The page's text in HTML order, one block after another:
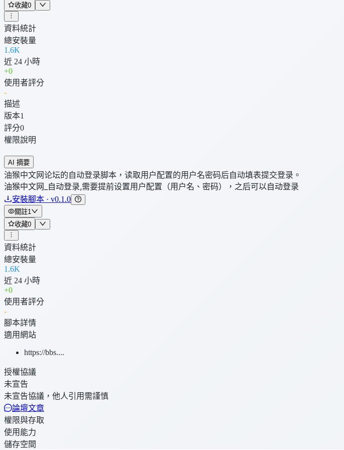
收藏0
資料統計
總安裝量
1.6K
近 24 小時
+0
使用者評分
-
描述
版本1
評分0
權限說明
AI 摘要
油猴中文网论坛的自动登录脚本，读取用户配置的用户名密码后自动填表提交登录。
油猴中文网_自动登录,需要提前设置用户配置（用户名、密码），之后可以自动登录
安裝腳本 · v0.1.0
關註1
收藏0
資料統計
總安裝量
1.6K
近 24 小時
+0
使用者評分
-
腳本詳情
適用網站
https://bbs....
授權協議
未宣告
未宣告協議，他人引用需謹慎
論壇文章
權限與存取
使用能力
儲存空間